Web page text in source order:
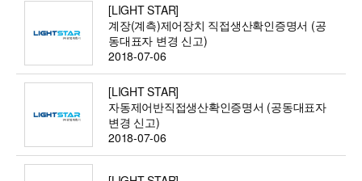
[LIGHT STAR]
계장(계측)제어장치 직접생산확인증명서 (공
동대표자 변경 신고)
2018-07-06
[LIGHT STAR]
자동제어반직접생산확인증명서 (공동대표자
변경 신고)
2018-07-06